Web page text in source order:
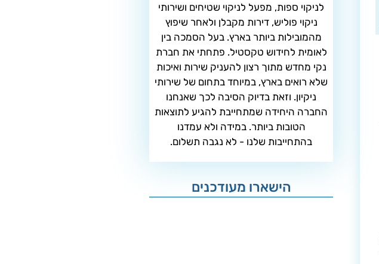
לניקוי ספות, מפעל לניקוי שטיחים ושירותי
ניקוי פוליש, דירות מקבלן ולאחר שיפוץ
מהמובילות ביותר בארץ. בעל הסמכה בין
לאומית לחידוש טקסטיל. פתחתי את חברת
נקי מחדש מתוך רצון להעניק שירות ואיכות
שלא רואים בארץ, במיוחד בתחום של שירותי
ניקיון. וזאת בדיוק הסיבה לכך שאנחנו
החברה היחידה שמתחייבת להגיע לתוצאות
הטובות ביותר. במידה ולא עמדנו
בהתחייבות שלנו - לא נגבה תשלום.
הישארו מעודכנים